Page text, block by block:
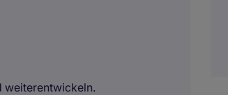
weiterentwickeln.